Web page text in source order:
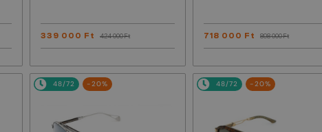
339 000 Ft 424 000 Ft 718 000 Ft 898 000 Ft
48/72 -20% 48/72 -20%